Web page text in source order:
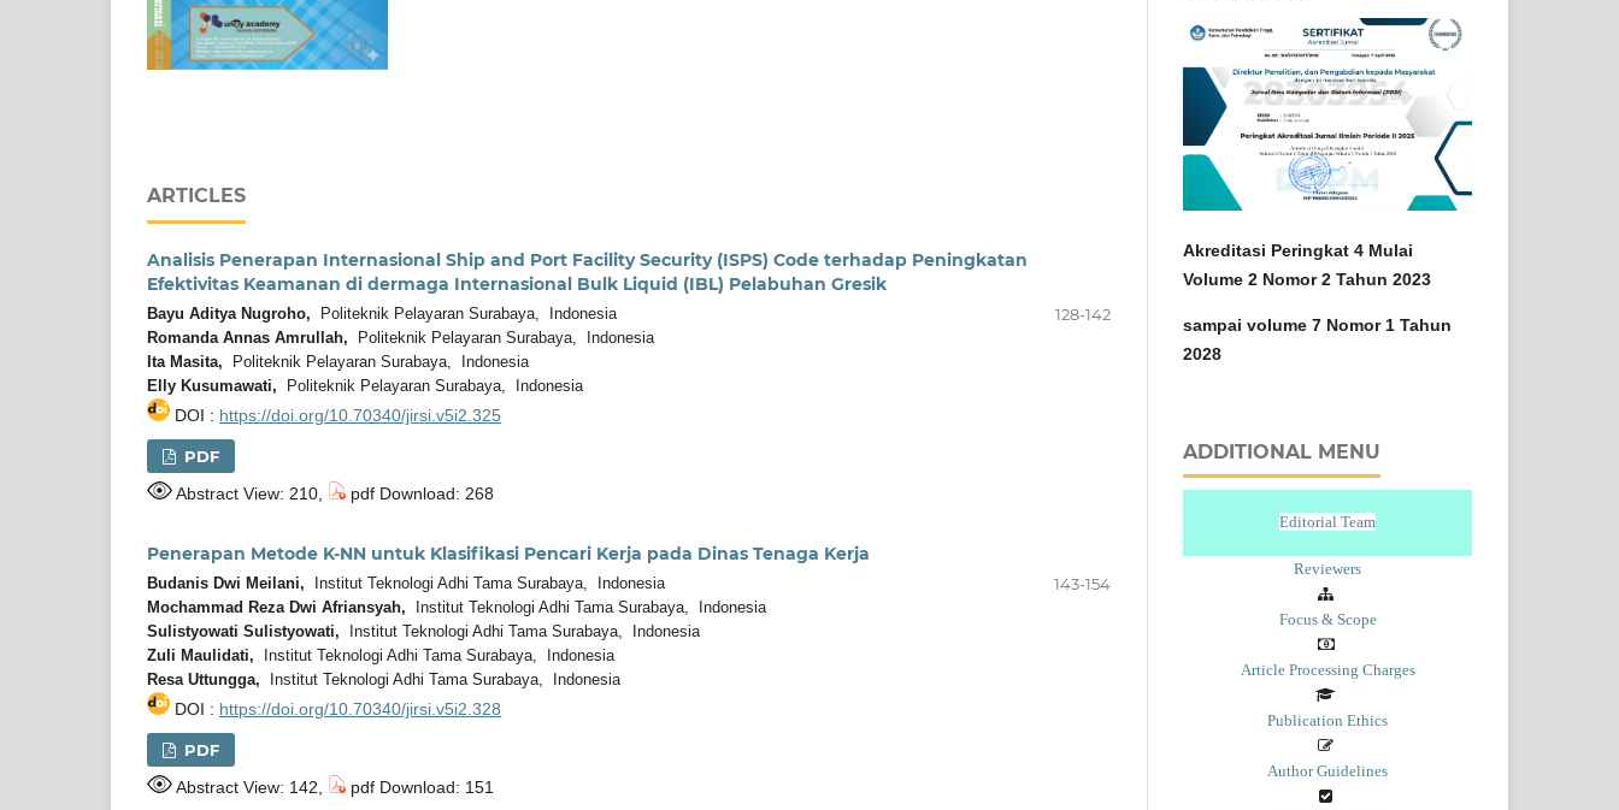
ARTICLES
Analisis Penerapan Internasional Ship and Port Facility Security (ISPS) Code terhadap Peningkatan
Efektivitas Keamanan di dermaga Internasional Bulk Liquid (IBL) Pelabuhan Gresik
Bayu Aditya Nugroho, Politeknik Pelayaran Surabaya, Indonesia
Romanda Annas Amrullah, Politeknik Pelayaran Surabaya, Indonesia
Ita Masita, Politeknik Pelayaran Surabaya, Indonesia
Elly Kusumawati, Politeknik Pelayaran Surabaya, Indonesia
128-142
DOI : https://doi.org/10.70340/jirsi.v5i2.325
PDF
Abstract View: 210,
pdf Download: 268
Penerapan Metode K-NN untuk Klasifikasi Pencari Kerja pada Dinas Tenaga Kerja
Budanis Dwi Meilani, Institut Teknologi Adhi Tama Surabaya, Indonesia
Mochammad Reza Dwi Afriansyah, Institut Teknologi Adhi Tama Surabaya, Indonesia
Sulistyowati Sulistyowati, Institut Teknologi Adhi Tama Surabaya, Indonesia
Zuli Maulidati, Institut Teknologi Adhi Tama Surabaya, Indonesia
Resa Uttungga, Institut Teknologi Adhi Tama Surabaya, Indonesia
143-154
DOI : https://doi.org/10.70340/jirsi.v5i2.328
PDF
Abstract View: 142,
pdf Download: 151
Akreditasi Peringkat 4 Mulai
Volume 2 Nomor 2 Tahun 2023
sampai volume 7 Nomor 1 Tahun
2028
ADDITIONAL MENU
Editorial Team
Reviewers
Focus & Scope
Article Processing Charges
Publication Ethics
Author Guidelines